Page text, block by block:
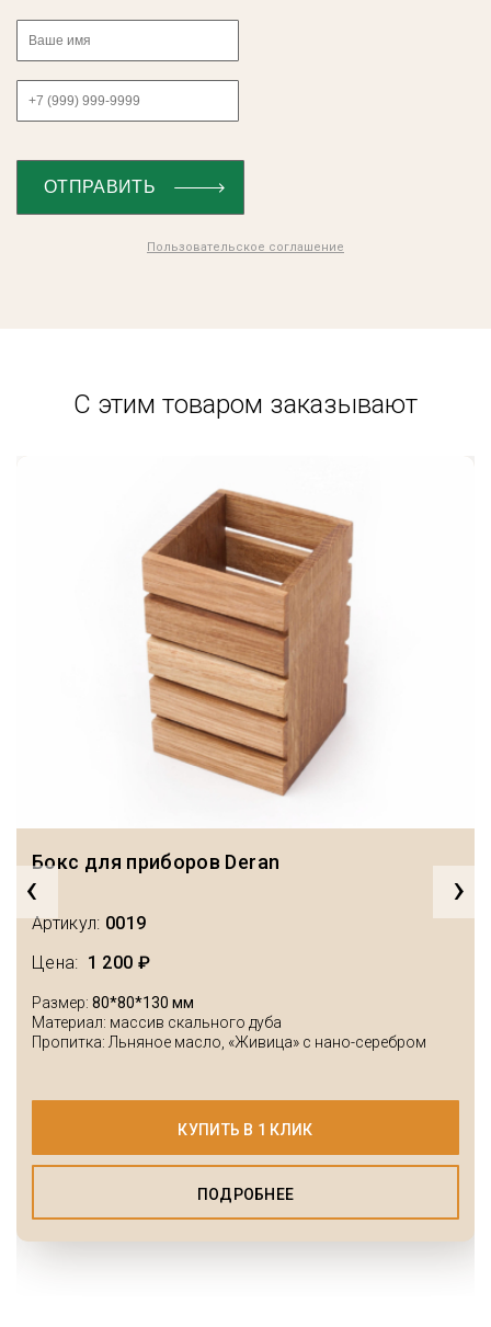
Пользовательское соглашение
С этим товаром заказывают
Бокс для приборов Deran
Артикул: 0019
Цена: 1 200 ₽
Размер: 80*80*130 мм
Материал: массив скального дуба
Пропитка: Льняное масло, «Живица» с нано-серебром
КУПИТЬ В 1 КЛИК
ПОДРОБНЕЕ
‹ ›